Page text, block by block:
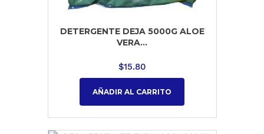
DETERGENTE DEJA 5000G ALOE
VERA...
$15.80
AÑADIR AL CARRITO